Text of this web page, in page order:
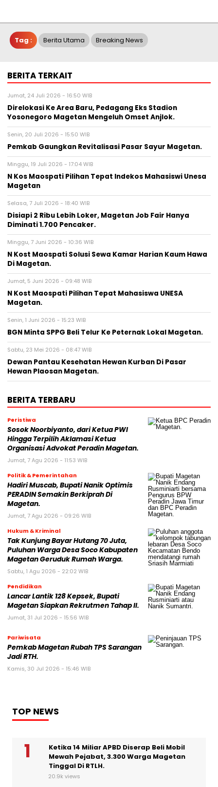
Tag : Berita Utama Breaking News
BERITA TERKAIT
Jumat, 24 Juli 2026 - 16:50 WIB
Direlokasi Ke Area Baru, Pedagang Eks Stadion
Yosonegoro Magetan Mengeluh Omset Anjlok.
Senin, 20 Juli 2026 - 15:50 WIB
Pemkab Gaungkan Revitalisasi Pasar Sayur Magetan.
Minggu, 19 Juli 2026 - 17:04 WIB
N Kos Maospati Pilihan Tepat Indekos Mahasiswi Unesa
Magetan
Selasa, 7 Juli 2026 - 18:40 WIB
Disiapi 2 Ribu Lebih Loker, Magetan Job Fair Hanya
Diminati 1.700 Pencaker.
Minggu, 7 Juni 2026 - 10:36 WIB
N Kost Maospati Solusi Sewa Kamar Harian Kaum Hawa
Di Magetan.
Jumat, 5 Juni 2026 - 09:48 WIB
N Kost Maospati Pilihan Tepat Mahasiswa UNESA
Magetan.
Senin, 1 Juni 2026 - 15:23 WIB
BGN Minta SPPG Beli Telur Ke Peternak Lokal Magetan.
Sabtu, 23 Mei 2026 - 08:47 WIB
Dewan Pantau Kesehatan Hewan Kurban Di Pasar
Hewan Plaosan Magetan.
BERITA TERBARU
Peristiwa
Sosok Noorbiyanto, dari Ketua PWI
Hingga Terpilih Aklamasi Ketua
Organisasi Advokat Peradin Magetan.
Jumat, 7 Agu 2026 - 11:53 WIB
Politik & Pemerintahan
Hadiri Muscab, Bupati Nanik Optimis
PERADIN Semakin Berkiprah Di
Magetan.
Jumat, 7 Agu 2026 - 09:26 WIB
Hukum & Kriminal
Tak Kunjung Bayar Hutang 70 Juta,
Puluhan Warga Desa Soco Kabupaten
Magetan Geruduk Rumah Warga.
Sabtu, 1 Agu 2026 - 22:02 WIB
Pendidikan
Lancar Lantik 128 Kepsek, Bupati
Magetan Siapkan Rekrutmen Tahap II.
Jumat, 31 Jul 2026 - 15:56 WIB
Pariwisata
Pemkab Magetan Rubah TPS Sarangan
Jadi RTH.
Kamis, 30 Jul 2026 - 15:46 WIB
TOP NEWS
Ketika 14 Miliar APBD Diserap Beli Mobil
Mewah Pejabat, 3.300 Warga Magetan
Tinggal Di RTLH.
20.9k views